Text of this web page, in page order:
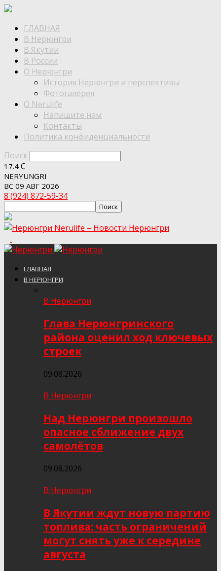
ГЛАВНАЯ
В Нерюнгри
В Якутии
В России
О Нерюнгри
История Нерюнгри и перспективы
Фотогалерея
О Nerulife
Напишите нам
Контакты
Политика конфиденциальности
Поиск
17.4 C
NERYUNGRI
ВС 09 АВГ 2026
8 (924) 872-59-34
Nerulife – Новости Нерюнгри
ГЛАВНАЯ
В НЕРЮНГРИ
В Нерюнгри
Глава Нерюнгринского
района оценил ход ключевых
строек
09.08.2026
В Нерюнгри
Над Нерюнгри произошло
опасное сближение двух
самолётов
09.08.2026
В Нерюнгри
В Якутии ждут новую партию
топлива: часть ограничений
могут снять уже к середине
августа